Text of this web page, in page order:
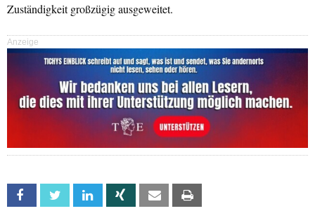
Zuständigkeit großzügig ausgeweitet.
Anzeige
Facebook Twitter Linkedin Xing Email